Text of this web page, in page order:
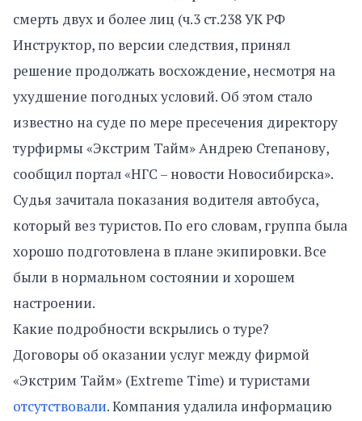
смерть двух и более лиц (ч.3 ст.238 УК РФ
Инструктор, по версии следствия, принял
решение продолжать восхождение, несмотря на
ухудшение погодных условий. Об этом стало
известно на суде по мере пресечения директору
турфирмы «Экстрим Тайм» Андрею Степанову,
сообщил портал «НГС – новости Новосибирска».
Судья зачитала показания водителя автобуса,
который вез туристов. По его словам, группа была
хорошо подготовлена в плане экипировки. Все
были в нормальном состоянии и хорошем
настроении.
Какие подробности вскрылись о туре?
Договоры об оказании услуг между фирмой
«Экстрим Тайм» (Extreme Time) и туристами
отсутствовали. Компания удалила информацию